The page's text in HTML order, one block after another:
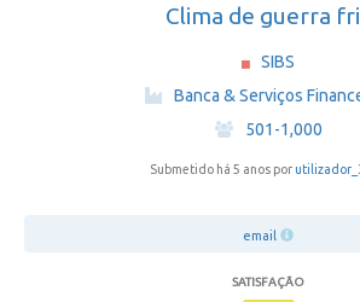
Clima de guerra
SIBS
Banca & Serviços
·
501-1,000
Submetido há 5 anos por
email
SATISFAÇÃO